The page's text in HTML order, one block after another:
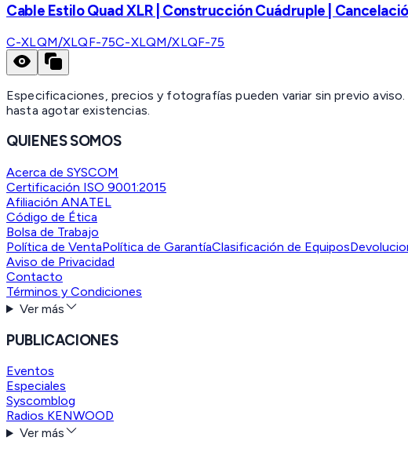
Cable Estilo Quad XLR | Construcción Cuádruple |
C-XLQM/XLQF-75C-XLQM/XLQF-75
Especificaciones, precios y fotografías pueden variar sin previo
hasta agotar existencias.
QUIENES SOMOS
Acerca de SYSCOM
Certificación ISO 9001:2015
Afiliación ANATEL
Código de Ética
Bolsa de Trabajo
Política de VentaPolítica de GarantíaClasificación de Equipos
Aviso de Privacidad
Contacto
Términos y Condiciones
Ver más
PUBLICACIONES
Eventos
Especiales
Syscomblog
Radios KENWOOD
Ver más